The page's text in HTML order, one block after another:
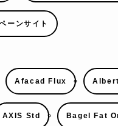
ーンサイト
Afacad Flux
AXIS Std Bagel Fat